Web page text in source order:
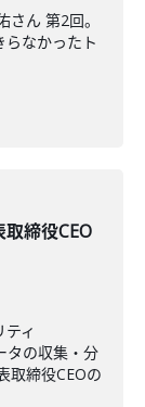
ん 第2回。
なかったト
締役CEO
ィ
タの収集・分
取締役CEOの